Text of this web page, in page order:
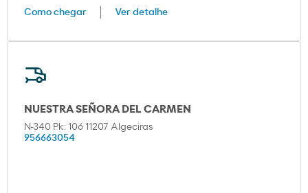
Como chegar Ver detalhe
NUESTRA SEÑORA DEL CARMEN
N-340 Pk: 106 11207 Algeciras
956663054